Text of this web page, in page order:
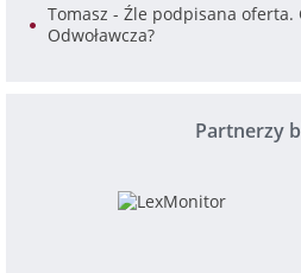
Tomasz - Źle podpisana oferta.
Odwoławcza?
Partnerzy